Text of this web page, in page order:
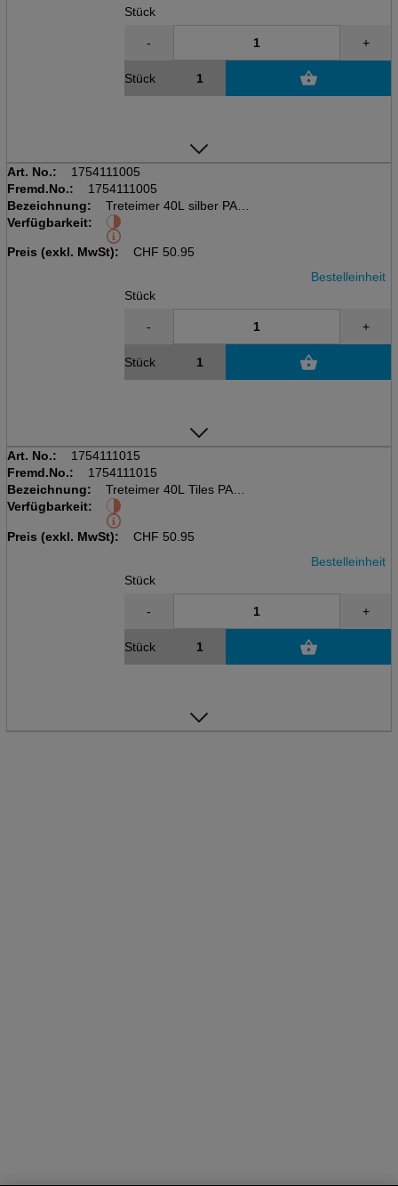
Stück
- +
Stück
Art. No.:
1754111005
Fremd.No.:
1754111005
Bezeichnung:
Treteimer 40L silber PASO
kubisch, inkl. Deckel
LxBxH: 353x295x676mm
Verfügbarkeit:
Preis (exkl. MwSt): CHF 50.95
Bestelleinheit
Stück
- +
Stück
Art. No.:
1754111015
Fremd.No.:
1754111015
Bezeichnung:
Treteimer 40L Tiles PASO
kubisch, inkl. Deckel
LxBxH: 353x295x676mm
Verfügbarkeit:
Preis (exkl. MwSt): CHF 50.95
Bestelleinheit
Stück
- +
Stück